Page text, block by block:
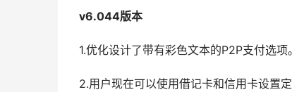
v6.044版本
1.优化设计了带有彩色文本的P2P支付选
2.用户现在可以使用借记卡和信用卡设置定